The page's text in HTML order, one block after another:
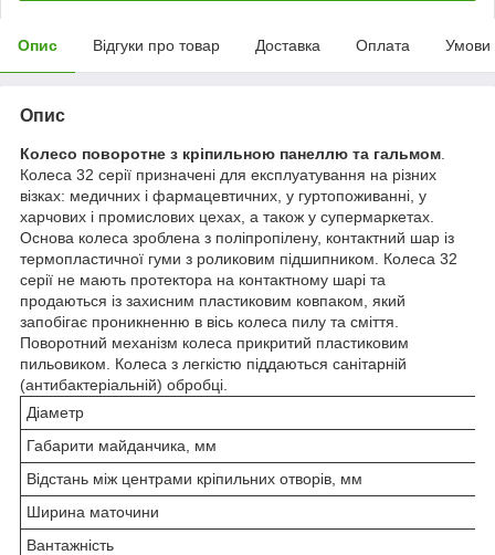
Опис Відгуки про товар Доставка Оплата Умови
Опис
Колесо поворотне з кріпильною панеллю та гальмом
Колеса 32 серії призначені для експлуатування на різних
візках: медичних і фармацевтичних, у гуртопоживанні, у
харчових і промислових цехах, а також у супермаркетах.
Основа колеса зроблена з поліпропілену, контактний шар із
термопластичної гуми з роликовим підшипником. Колеса 32
серії не мають протектора на контактному шарі та
продаються із захисним пластиковим ковпаком, який
запобігає проникненню в вісь колеса пилу та сміття.
Поворотний механізм колеса прикритий пластиковим
пильовиком. Колеса з легкістю піддаються санітарній
(антибактеріальній) обробці.
Діаметр
Габарити майданчика, мм
Відстань між центрами кріпильних отворів, мм
Ширина маточини
Вантажність